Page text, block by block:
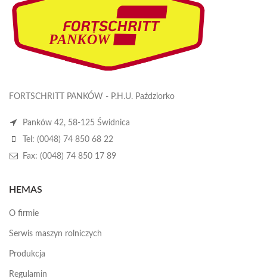
FORTSCHRITT PANKÓW - P.H.U. Paździorko
Panków 42, 58-125 Świdnica
Tel: (0048) 74 850 68 22
Fax: (0048) 74 850 17 89
HEMAS
O firmie
Serwis maszyn rolniczych
Produkcja
Regulamin